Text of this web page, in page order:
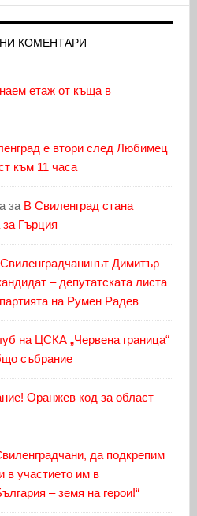
КОМЕНТАРИ
етаж от къща в
е втори след Любимец
към 11 часа
за В Свиленград стана
за Гърция
Свиленградчанинът Димитър
– депутатската листа
на Румен Радев
на ЦСКА „Червена граница“
събрание
Оранжев код за област
да подкрепим
в участието им в
– земя на герои!“